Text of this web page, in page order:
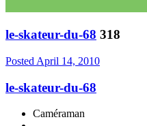
le-skateur-du-68 318
Posted April 14, 2010
le-skateur-du-68
Caméraman